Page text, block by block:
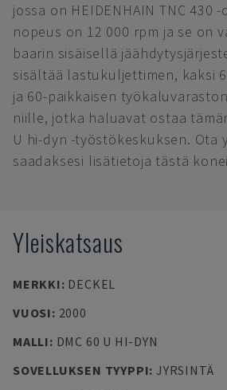
jossa on HEIDENHAIN TNC 430
nopeus on 12 000 rpm ja se on
baarin sisäisellä
sisältää lastukuljettimen, kaksi
ja 60-paikkaisen
niille, jotka haluavat ostaa
U hi-dyn -työstökeskuksen. Ota
saadaksesi lisätietoja tästä
Yleiskatsaus
MERKKI: DECKEL
VUOSI: 2000
MALLI: DMC 60 U HI-DYN
SOVELLUKSEN TYYPPI: JYRSINTÄ